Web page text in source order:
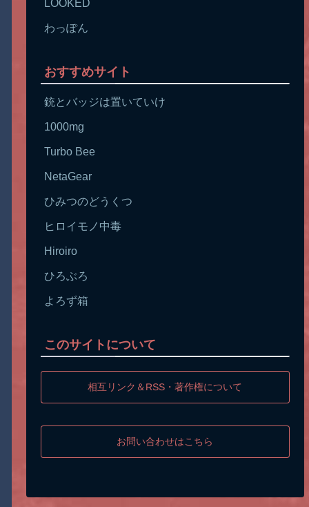
LOOKED
わっぽん
おすすめサイト
銃とバッジは置いていけ
1000mg
Turbo Bee
NetaGear
ひみつのどうくつ
ヒロイモノ中毒
Hiroiro
ひろぶろ
よろず箱
このサイトについて
相互リンク＆RSS・著作権について
お問い合わせはこちら